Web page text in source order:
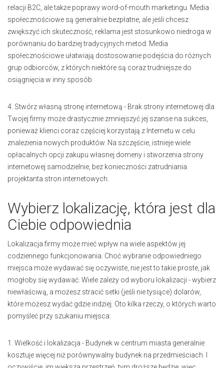
relacji B2C, ale także poprawy word-of-mouth marketingu. Media
społecznościowe są generalnie bezpłatne, ale jeśli chcesz
zwiększyć ich skuteczność, reklama jest stosunkowo niedroga w
porównaniu do bardziej tradycyjnych metod. Media
społecznościowe ułatwiają dostosowanie podejścia do różnych
grup odbiorców, z których niektóre są coraz trudniejsze do
osiągnięcia w inny sposób.
4. Stwórz własną stronę internetową - Brak strony internetowej dla
Twojej firmy może drastycznie zmniejszyć jej szanse na sukces,
ponieważ klienci coraz częściej korzystają z Internetu w celu
znalezienia nowych produktów. Na szczęście, istnieje wiele
opłacalnych opcji zakupu własnej domeny i stworzenia strony
internetowej samodzielnie, bez konieczności zatrudniania
projektanta stron internetowych.
Wybierz lokalizację, która jest dla
Ciebie odpowiednia
Lokalizacja firmy może mieć wpływ na wiele aspektów jej
codziennego funkcjonowania. Choć wybranie odpowiedniego
miejsca może wydawać się oczywiste, nie jest to takie proste, jak
mogłoby się wydawać. Wiele zależy od wyboru lokalizacji - wybierz
niewłaściwą, a możesz stracić setki (jeśli nie tysiące) dolarów,
które możesz wydać gdzie indziej. Oto kilka rzeczy, o których warto
pomyśleć przy szukaniu miejsca:
1. Wielkość i lokalizacja - Budynek w centrum miasta generalnie
kosztuje więcej niż porównywalny budynek na przedmieściach. I